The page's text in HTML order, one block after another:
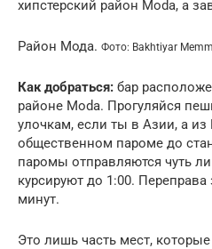
хипстерский район Moda, а
Район Мода. Фото: Bakhtiyar
Как добраться: бар
районе Moda. Прогуляйся
улочкам, если ты в Азии, а
общественном пароме до
паромы отправляются чуть
курсируют до 1:00.
минут.
Это лишь часть мест,